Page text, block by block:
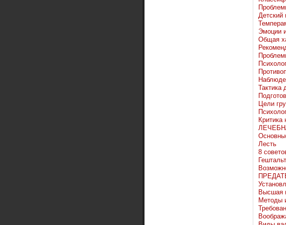
Детский
Эмоции
Общая
Тактика
Цели
Критика
Лесть
8
Высшая
Методы